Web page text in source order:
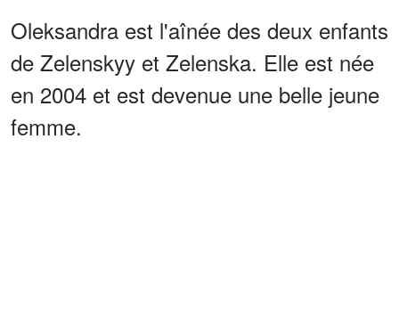
Oleksandra est l'aînée des deux enfants
de Zelenskyy et Zelenska. Elle est née
en 2004 et est devenue une belle jeune
femme.